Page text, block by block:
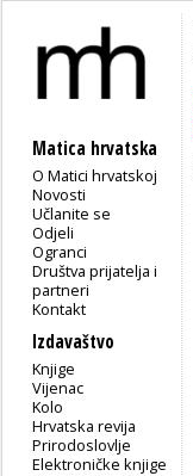
Matica hrvatska
O Matici hrvatskoj
Novosti
Učlanite se
Odjeli
Ogranci
Društva prijatelja i
partneri
Kontakt
Izdavaštvo
Knjige
Vijenac
Kolo
Hrvatska revija
Prirodoslovlje
Elektroničke knjige